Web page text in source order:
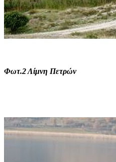
Φωτ.2 Λίμνη Πετρών